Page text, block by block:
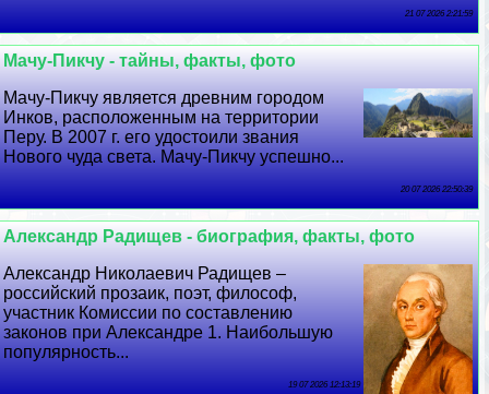
21 07 2026 2:21:59
Мачу-Пикчу - тайны, факты, фото
Мачу-Пикчу является древним городом
Инков, расположенным на территории
Перу. В 2007 г. его удостоили звания
Нового чуда света. Мачу-Пикчу успешно...
20 07 2026 22:50:39
Александр Радищев - биография, факты, фото
Александр Николаевич Радищев –
российский прозаик, поэт, философ,
участник Комиссии по составлению
законов при Александре 1. Наибольшую
популярность...
19 07 2026 12:13:19